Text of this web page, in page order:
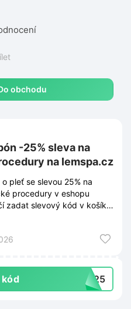
obchodu
-25% sleva na
na Iemspa.cz
pleť se slevou 25% na
procedury v eshopu
zadat slevový kód v košíku
ošetření se ihned poníží.
PA25